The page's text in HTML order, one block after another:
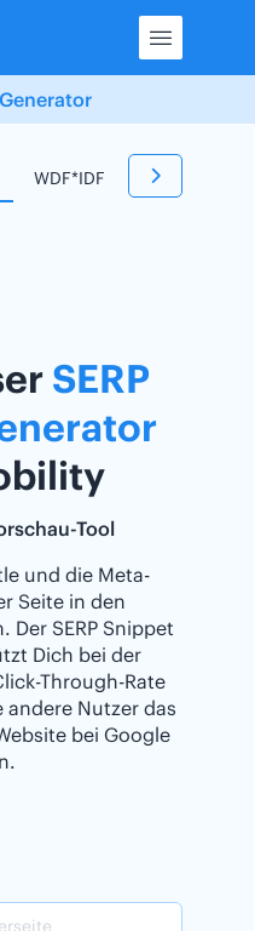
WDF*IDF Tool
SERP
Tool
und die Meta-
Seite in den
Der SERP Snippet
Dich bei der
Through-Rate
andere Nutzer das
bei Google